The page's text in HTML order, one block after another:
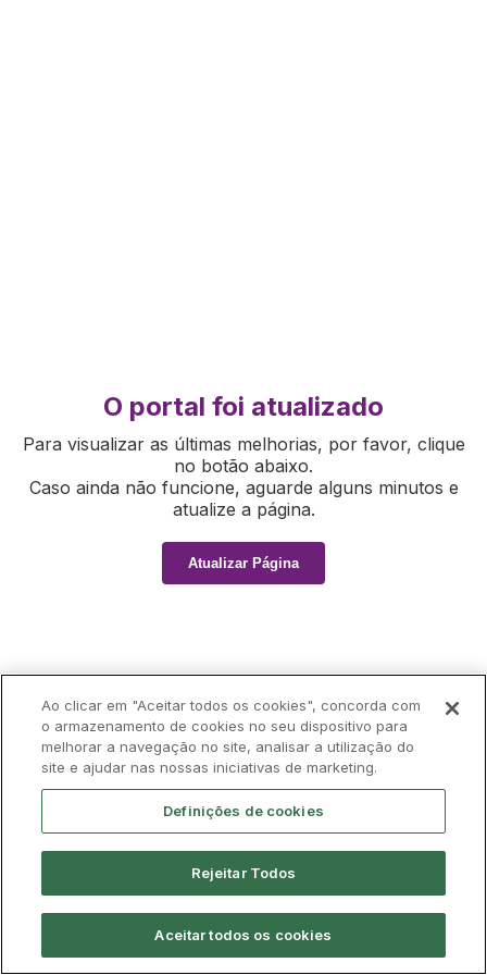
O portal foi atualizado
Para visualizar as últimas melhorias, por favor, clique
no botão abaixo.
Caso ainda não funcione, aguarde alguns minutos e
atualize a página.
Atualizar Página
Ao clicar em "Aceitar todos os cookies", concorda com
o armazenamento de cookies no seu dispositivo para
melhorar a navegação no site, analisar a utilização do
site e ajudar nas nossas iniciativas de marketing.
Definições de cookies
Rejeitar Todos
Aceitar todos os cookies